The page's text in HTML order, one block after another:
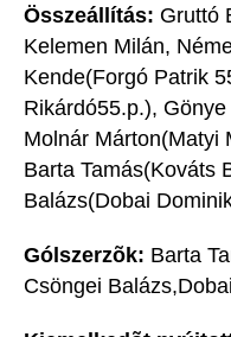
Összeállítás: Gruttó
Kelemen Milán,
Kende(Forgó Patrik
Rikárdó55.p.),
Molnár Márton(Matyi
Barta Tamás(Kováts
Balázs(Dobai
Gólszerzõk: Barta
Csöngei